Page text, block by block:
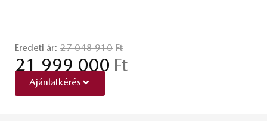
Eredeti ár: 27 048 910 Ft
21 999 000 Ft
Ajánlatkérés